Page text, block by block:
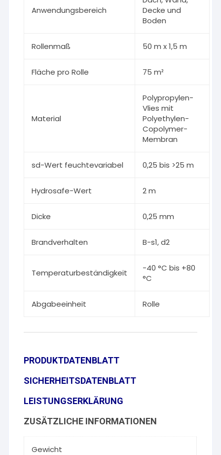
Anwendungsbereich
Decke und
Boden
Rollenmaß 50 m x 1,5 m
Fläche pro Rolle 75 m²
Material
Polypropylen-
Vlies mit
Polyethylen-
Copolymer-
Membran
sd-Wert feuchtevariabel 0,25 bis >25 m
Hydrosafe-Wert 2 m
Dicke 0,25 mm
Brandverhalten B-s1, d2
Temperaturbeständigkeit
-40 °C bis +80
°C
Abgabeeinheit Rolle
PRODUKTDATENBLATT
SICHERHEITSDATENBLATT
LEISTUNGSERKLÄRUNG
ZUSÄTZLICHE INFORMATIONEN
Gewicht